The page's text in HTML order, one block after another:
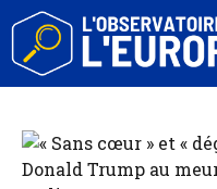
Aller
contenu